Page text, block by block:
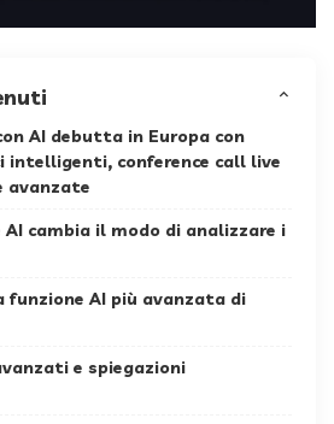
AI debutta in Europa con
intelligenti, conference call live
avanzate
AI cambia il modo di analizzare i
funzione AI più avanzata di
e spiegazioni